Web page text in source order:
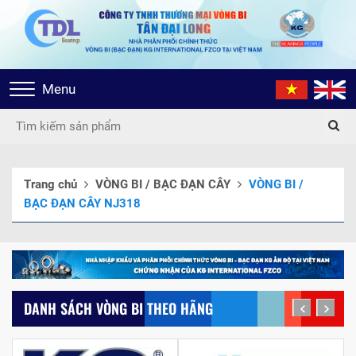
Toggle
navigation
Menu
Trang chủ VÒNG BI / BẠC ĐẠN CÂY
VÒNG BI /
BẠC ĐẠN CÂY NJ318
DANH SÁCH VÒNG BI THEO HÃNG prev next